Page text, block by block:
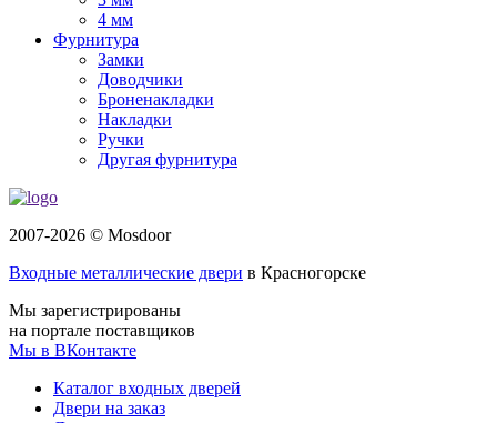
4 мм
Фурнитура
Замки
Доводчики
Броненакладки
Накладки
Ручки
Другая фурнитура
2007-2026 © Mosdoor
Входные металлические двери в Красногорске
Мы зарегистрированы
на портале поставщиков
Мы в ВКонтакте
Каталог входных дверей
Двери на заказ